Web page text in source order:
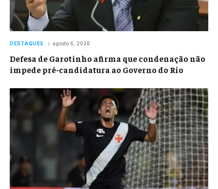
DESTAQUES agosto 6, 2026
Defesa de Garotinho afirma que condenação não
impede pré-candidatura ao Governo do Rio